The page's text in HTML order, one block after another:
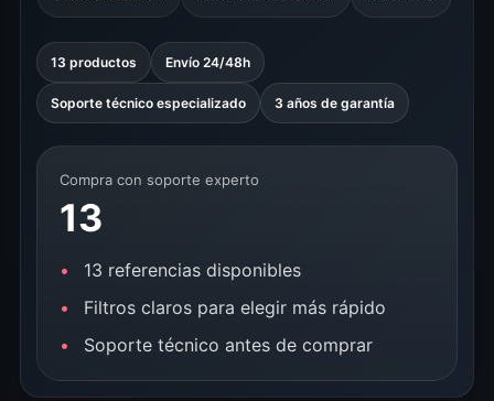
13 productos Envío 24/48h
Soporte técnico especializado 3 años de garantía
Compra con soporte experto
13
13 referencias disponibles
Filtros claros para elegir más rápido
Soporte técnico antes de comprar